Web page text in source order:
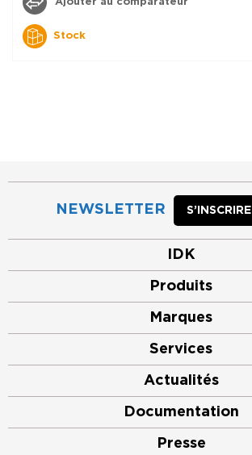
Stock
NEWSLETTER S’INSCRIRE
IDK
Produits
Marques
Services
Actualités
Documentation
Presse